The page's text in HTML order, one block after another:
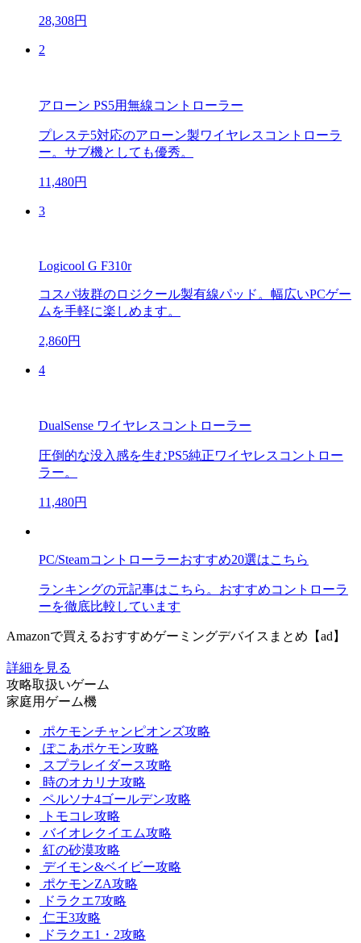
28,308円
2
アローン PS5用無線コントローラー
プレステ5対応のアローン製ワイヤレスコントローラ
ー。サブ機としても優秀。
11,480円
3
Logicool G F310r
コスパ抜群のロジクール製有線パッド。幅広いPCゲー
ムを手軽に楽しめます。
2,860円
4
DualSense ワイヤレスコントローラー
圧倒的な没入感を生むPS5純正ワイヤレスコントロー
ラー。
11,480円
PC/Steamコントローラーおすすめ20選はこちら
ランキングの元記事はこちら。おすすめコントローラ
ーを徹底比較しています
Amazonで買えるおすすめゲーミングデバイスまとめ【ad】
詳細を見る
攻略取扱いゲーム
家庭用ゲーム機
ポケモンチャンピオンズ攻略
ぽこあポケモン攻略
スプラレイダース攻略
時のオカリナ攻略
ペルソナ4ゴールデン攻略
トモコレ攻略
バイオレクイエム攻略
紅の砂漠攻略
デイモン&ベイビー攻略
ポケモンZA攻略
ドラクエ7攻略
仁王3攻略
ドラクエ1・2攻略